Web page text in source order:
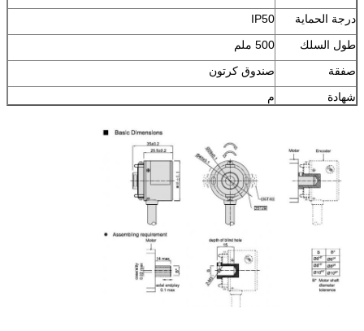
درجة الحماية
IP50
طول السلك
500 ملم
صفقة
صندوق كرتون
شهادة
م